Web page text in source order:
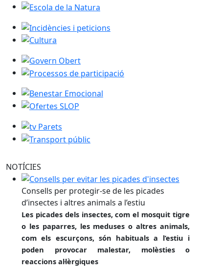
Escola de la Natura
Incidències i peticions
Cultura
Govern Obert
Processos de participació
Benestar Emocional
Ofertes SLOP
tv Parets
Transport públic
NOTÍCIES
Consells per protegir-se de les picades d’insectes i
Consells per protegir-se de les picades
d’insectes i altres animals a l’estiu
Les picades dels insectes, com el mosquit tigre
o les paparres, les meduses o altres animals,
com els escurçons, són habituals a l’estiu i
poden provocar malestar, molèsties o
reaccions al·lèrgiques